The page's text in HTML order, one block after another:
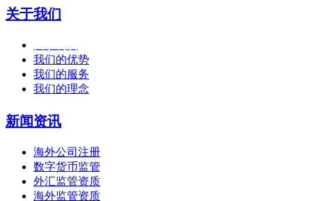
关于我们
我们的优势
我们的服务
我们的理念
新闻资讯
海外公司注册
数字货币监管
外汇监管资质
海外监管资质